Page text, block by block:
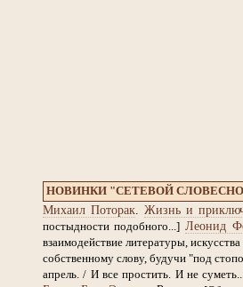
НОВИНКИ "СЕТЕВОЙ
Михаил Поторак. Жизнь и
постыдности подобного...] Леонид
взаимодействие литературы, искусства
собственному слову, будучи "под
апрель. / И все простить. И не